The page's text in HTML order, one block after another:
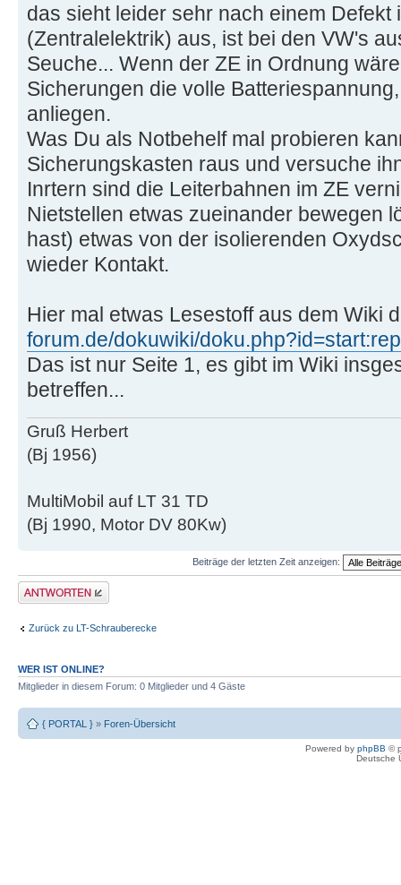
das sieht leider sehr nach einem Defekt
(Zentralelektrik) aus, ist bei den VW's
Seuche... Wenn der ZE in Ordnung
Sicherungen die volle
anliegen.
Was Du als Notbehelf mal probieren
Sicherungskasten raus und versuche
Inrtern sind die Leiterbahnen im ZE
Nietstellen etwas zueinander bewegen
hast) etwas von der isolierenden
wieder Kontakt.
Hier mal etwas Lesestoff aus dem Wiki
forum.de/dokuwiki/
Das ist nur Seite 1, es gibt im Wiki
betreffen...
Gruß Herbert
(Bj 1956)
MultiMobil auf LT 31 TD
(Bj 1990, Motor DV 80Kw)
Beiträge der letzten Zeit anzeigen:
Antwort erstellen
Zurück zu LT-Schrauberecke
WER IST ONLINE?
Mitglieder in diesem Forum: 0 Mitglieder und 4 Gäste
{ PORTAL } » Foren-Übersicht
Powered by phpBB ©
Deutsche